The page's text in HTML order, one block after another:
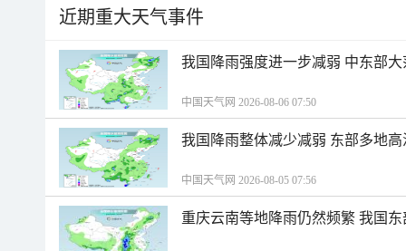
近期重大天气事件
我国降雨强度进一步减弱 中东部
中国天气网 2026-08-06 07:50
我国降雨整体减少减弱 东部多地
中国天气网 2026-08-05 07:56
重庆云南等地降雨仍然频繁 我国